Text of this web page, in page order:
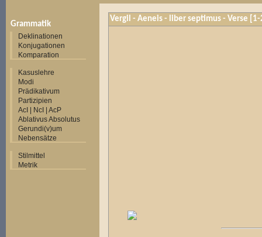
Grammatik
Deklinationen
Konjugationen
Komparation
Kasuslehre
Modi
Prädikativum
Partizipien
AcI | NcI | AcP
Ablativus Absolutus
Gerundi(v)um
Nebensätze
Stilmittel
Metrik
Vergil - Aeneis - liber septimus - Verse